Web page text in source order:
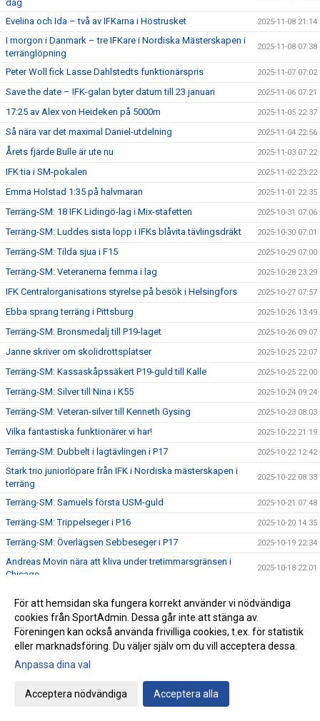
dag
Evelina och Ida – två av IFKarna i Höstrusket 2025-11-08 21:14
I morgon i Danmark – tre IFKare i Nordiska Mästerskapen i
terränglöpning
2025-11-08 07:38
Peter Woll fick Lasse Dahlstedts funktionärspris 2025-11-07 07:02
Save the date – IFK-galan byter datum till 23 januari 2025-11-06 07:21
17:25 av Alex von Heideken på 5000m 2025-11-05 22:37
Så nära var det maximal Daniel-utdelning 2025-11-04 22:56
Årets fjärde Bulle är ute nu 2025-11-03 07:22
IFK tia i SM-pokalen 2025-11-02 23:22
Emma Holstad 1:35 på halvmaran 2025-11-01 22:35
Terräng-SM: 18 IFK Lidingö-lag i Mix-stafetten 2025-10-31 07:06
Terräng-SM: Luddes sista lopp i IFKs blåvita tävlingsdräkt 2025-10-30 07:01
Terräng-SM: Tilda sjua i F15 2025-10-29 07:00
Terräng-SM: Veteranerna femma i lag 2025-10-28 23:29
IFK Centralorganisations styrelse på besök i Helsingfors 2025-10-27 07:57
Ebba sprang terräng i Pittsburg 2025-10-26 13:49
Terräng-SM: Bronsmedalj till P19-laget 2025-10-26 09:07
Janne skriver om skolidrottsplatser 2025-10-25 22:07
Terräng-SM: Kassaskåpssäkert P19-guld till Kalle 2025-10-25 22:00
Terräng-SM: Silver till Nina i K55 2025-10-24 09:24
Terräng-SM: Veteran-silver till Kenneth Gysing 2025-10-23 08:03
Vilka fantastiska funktionärer vi har! 2025-10-22 21:19
Terräng-SM: Dubbelt i lagtävlingen i P17 2025-10-22 12:42
Stark trio juniorlöpare från IFK i Nordiska mästerskapen i
terräng
2025-10-22 08:33
Terräng-SM: Samuels första USM-guld 2025-10-21 07:48
Terräng-SM: Trippelseger i P16 2025-10-20 14:35
Terräng-SM: Överlägsen Sebbeseger i P17 2025-10-19 22:34
Andreas Movin nära att kliva under tretimmarsgränsen i
Chicago
2025-10-18 22:01
Bästa stafettiden på 2000-talet – och det med två IFKare i
laget
2025-10-17 18:12
Trippelpers av Anton i vår kastmångkamp 2025-10-16 14:32
Ebba 19:02 i 5 km-loppet i Fort Worth i Texas
Årets medlemsdag genomförd Lördagen den 11:e oktober
För att hemsidan ska fungera korrekt använder vi nödvändiga
cookies från SportAdmin. Dessa går inte att stänga av.
Föreningen kan också använda frivilliga cookies, t.ex. för statistik
eller marknadsföring. Du väljer själv om du vill acceptera dessa.
Anpassa dina val
Acceptera nödvändiga Acceptera alla